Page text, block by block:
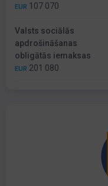
EUR 107 070
Valsts sociālās
apdrošināšanas
obligātās iemaksas
EUR 201 080